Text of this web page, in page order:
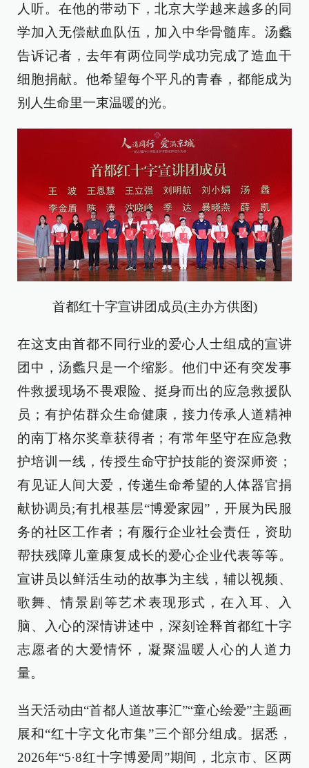
人听。在他的带动下，北京大学越来越多的同
学加入无偿献血队伍，加入中华骨髓库。汤蠡
告诉记者，去年有两位同学成功完成了造血干
细胞捐献。他希望每个平凡的青春，都能成为
别人生命里一束温暖的光。
首都红十字宣讲团成员(主办方供图)
在这支由首都不同行业的爱心人士组成的宣讲
团中，汤蠡只是一个缩影。他们中还有突发事
件救援现场不畏艰险、挺身而出的应急救援队
员；有护佑群众生命健康，接力传承人道精神
的南丁格尔奖章获得者；有常年坚守在应急救
护培训一线，传授生命守护技能的资深师资；
有见证人间大爱，传递生命希望的人体器官捐
献协调员;有扎根基层“博爱家园”，开展为民服
务的社区工作者；有履行企业社会责任，资助
帮扶残障儿童康复成长的爱心企业代表等等。
宣讲员以鲜活生动的故事为主线，辅以视频、
歌舞、情景剧等艺术表现形式，在入耳、入
脑、入心的深情讲述中，深刻诠释首都红十字
志愿者的大爱情怀，凝聚温暖人心的人道力
量。
当天活动由“首都人道故事汇”“童心绘爱”主题画
展和“红十字文化市集”三个部分组成。据悉，
2026年“5·8红十字博爱周”期间，北京市、区两